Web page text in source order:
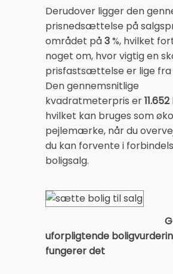
Derudover ligger den
prisnedsættelse på
området på3%, hvilket
noget om, hvor vigtig en
prisfastsættelse er lige fra
Den gennemsnitlige
kvadratmeterpris er11.652
hvilket kan bruges som
pejlemærke, når du
du kan forvente i
boligsalg.
uforpligtende
fungerer det